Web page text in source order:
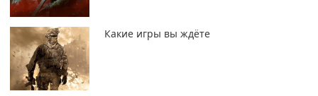
Какие игры вы ждёте